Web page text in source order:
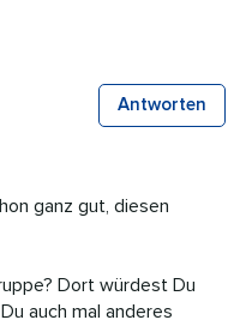
Antworten
ganz gut, diesen
Dort würdest Du
auch mal anderes